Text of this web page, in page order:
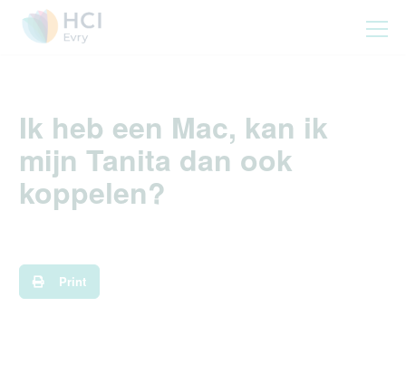
Ik heb een Mac, kan ik
mijn Tanita dan ook
koppelen?
Print